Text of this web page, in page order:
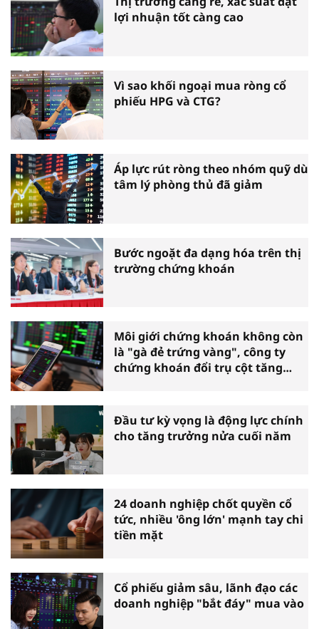
lợi nhuận tốt càng cao
Vì sao khối ngoại mua ròng cổ
phiếu HPG và CTG?
Áp lực rút ròng theo nhóm quỹ dù
tâm lý phòng thủ đã giảm
Bước ngoặt đa dạng hóa trên thị
trường chứng khoán
Môi giới chứng khoán không còn
là "gà đẻ trứng vàng", công ty
chứng khoán đổi trụ cột tăng
Đầu tư kỳ vọng là động lực chính
cho tăng trưởng nửa cuối năm
24 doanh nghiệp chốt quyền cổ
tức, nhiều 'ông lớn' mạnh tay chi
tiền mặt
Cổ phiếu giảm sâu, lãnh đạo các
doanh nghiệp "bắt đáy" mua vào